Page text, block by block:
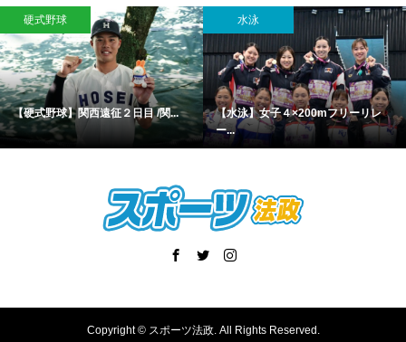
硬式野球
【硬式野球】関西遠征２日目 /関...
水泳
【水泳】女子４×200mフリーリレ
ー...
Copyright ©スポーツ法政. All Rights Reserved.